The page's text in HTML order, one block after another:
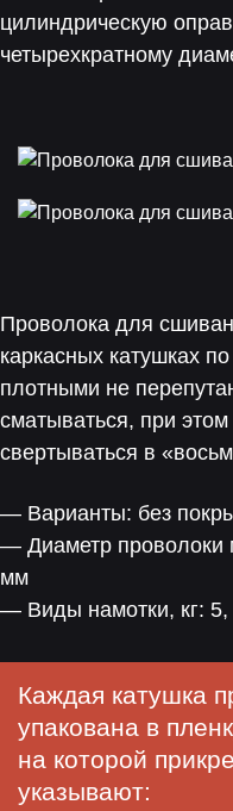
цилиндрическую
четырехкратному
Проволока для
каркасных катушках
плотными не
сматываться, при
свертываться в
— Варианты: без
— Диаметр проволоки
мм
— Виды намотки, кг: 5,
Каждая катушка
упакована в
на которой
указывают: